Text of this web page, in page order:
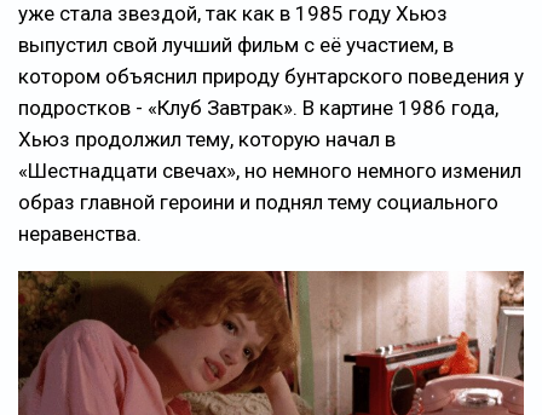
уже стала звездой, так как в 1985 году Хьюз
выпустил свой лучший фильм с её участием, в
котором объяснил природу бунтарского поведения у
подростков - «Клуб Завтрак». В картине 1986 года,
Хьюз продолжил тему, которую начал в
«Шестнадцати свечах», но немного немного изменил
образ главной героини и поднял тему социального
неравенства.